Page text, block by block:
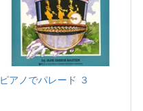
ピアノでパレード ３